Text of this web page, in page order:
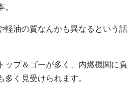
軽油の質なんかも異なるという話
ップ＆ゴーが多く、内燃機関に負
く見受けられます。